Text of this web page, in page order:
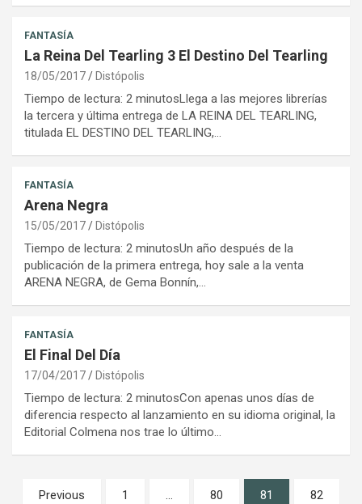
FANTASÍA
La Reina Del Tearling 3 El Destino Del Tearling
18/05/2017 Distópolis
Tiempo de lectura: 2 minutosLlega a las mejores librerías
la tercera y última entrega de LA REINA DEL TEARLING,
titulada EL DESTINO DEL TEARLING,…
FANTASÍA
Arena Negra
15/05/2017 Distópolis
Tiempo de lectura: 2 minutosUn año después de la
publicación de la primera entrega, hoy sale a la venta
ARENA NEGRA, de Gema Bonnín,…
FANTASÍA
El Final Del Día
17/04/2017 Distópolis
Tiempo de lectura: 2 minutosCon apenas unos días de
diferencia respecto al lanzamiento en su idioma original, la
Editorial Colmena nos trae lo último…
Paginación
Previous 1 … 80 81 82